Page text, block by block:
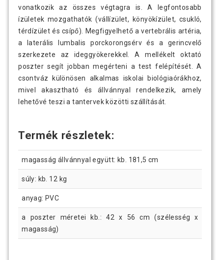
vonatkozik az összes végtagra is. A legfontosabb
ízületek mozgathatók (vállízület, könyökízület, csukló,
térdízület és csípő). Megfigyelhető a vertebrális artéria,
a laterális lumbalis porckorongsérv és a gerincvelő
szerkezete az ideggyökerekkel. A mellékelt oktató
poszter segít jobban megérteni a test felépítését. A
csontváz különösen alkalmas iskolai biológiaórákhoz,
mivel akasztható és állvánnyal rendelkezik, amely
lehetővé teszi a tantervek közötti szállítását.
Termék részletek:
magasság állvánnyal együtt: kb. 181,5 cm
súly: kb. 12 kg
anyag: PVC
a poszter méretei kb.: 42 x 56 cm (szélesség x
magasság)